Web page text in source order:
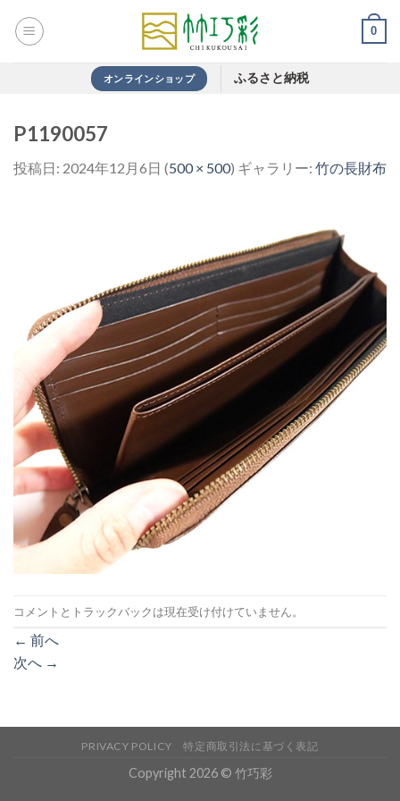
0
オンラインショップ ふるさと納税
P1190057
投稿日: 2024年12月6日 (500 × 500) ギャラリー: 竹の長財布
コメントとトラックバックは現在受け付けていません。
← 前へ
次へ →
PRIVACY POLICY 特定商取引法に基づく表記
Copyright 2026 © 竹巧彩